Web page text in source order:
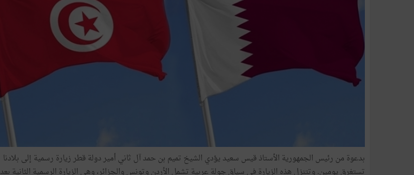
بدعوة من رئيس الجمهورية الأستاذ قيس سعيد يؤدي الشيخ تميم بن حمد آل ثاني أمير دولة قطر زيارة رسمية إلى بلادنا